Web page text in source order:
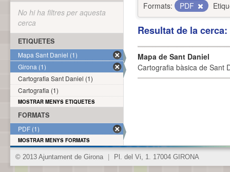
Formats:
PDF
Resultat de la
Mapa de Sant Daniel
Cartografia bàsica de Sant
No hi ha filtres per aquesta
cerca
ETIQUETES
Mapa Sant Daniel (1)
Girona (1)
Cartografia Sant Daniel (1)
Cartografia (1)
MOSTRAR MENYS ETIQUETES
FORMATS
PDF (1)
MOSTRAR MENYS FORMATS
© 2013 Ajuntament de Girona Pl. del Vi, 1. 17004 GIRONA